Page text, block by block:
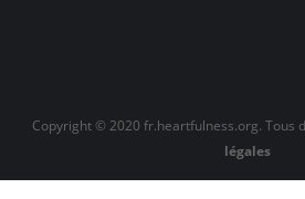
Copyright © 2020 fr.heartfulness.org. Tous
légales